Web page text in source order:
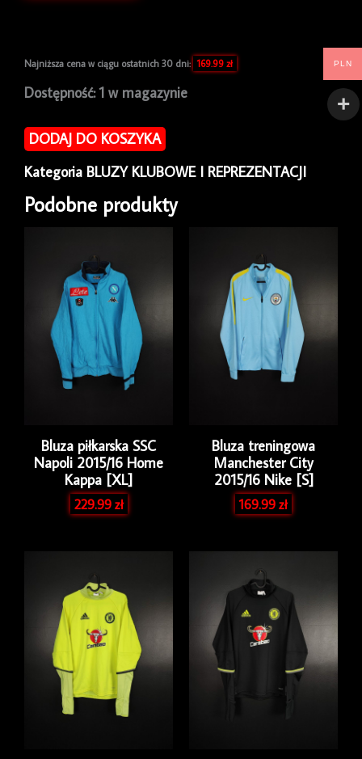
Najniższa cena w ciągu ostatnich 30 dni: 169.99 zł
Dostępność: 1 w magazynie
ilość
piłkarska
reprezentacji
2008/09
Home
Nike
DODAJ DO KOSZYKA
Kategoria BLUZY KLUBOWE I REPREZENTACJI
Podobne produkty
Bluza piłkarska SSC
Napoli 2015/16 Home
Kappa [XL]
229.99zł
Bluza treningowa
Manchester City
2015/16 Nike [S]
169.99zł
PLN